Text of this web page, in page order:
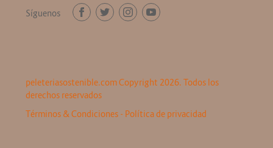
Síguenos
peleteriasostenible.com Copyright 2026. Todos los
derechos reservados
Términos & Condiciones - Política de privacidad